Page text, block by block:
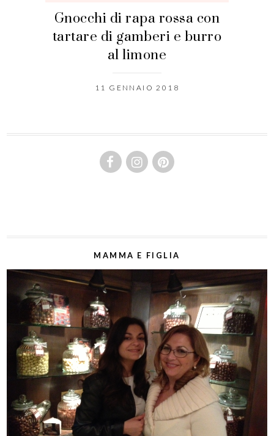
Gnocchi di rapa rossa con
tartare di gamberi e burro
al limone
11 GENNAIO 2018
MAMMA E FIGLIA